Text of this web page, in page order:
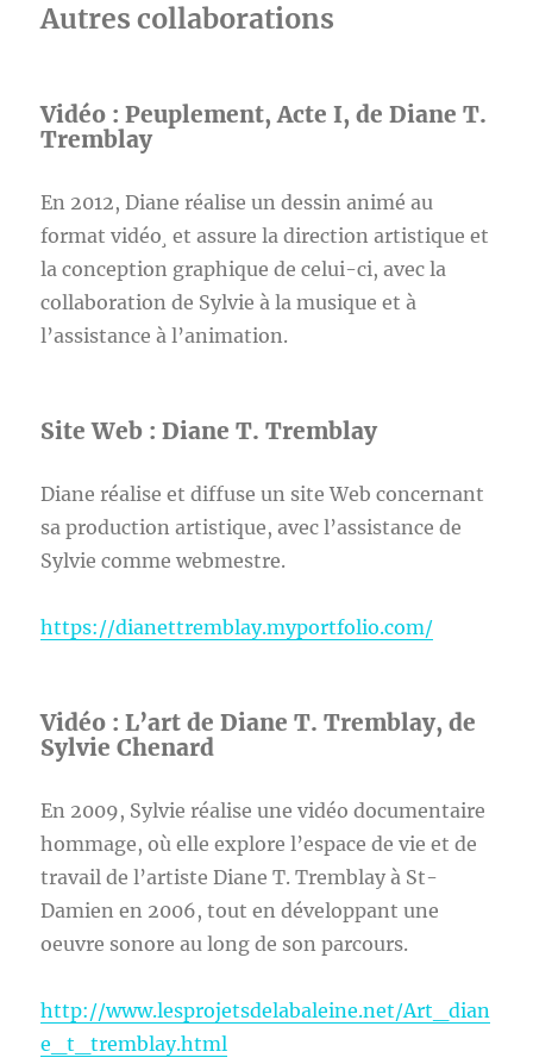
Autres collaborations
Vidéo : Peuplement, Acte I, de Diane T.
Tremblay
En 2012, Diane réalise un dessin animé au
format vidéo¸ et assure la direction artistique et
la conception graphique de celui-ci, avec la
collaboration de Sylvie à la musique et à
l’assistance à l’animation.
Site Web : Diane T. Tremblay
Diane réalise et diffuse un site Web concernant
sa production artistique, avec l’assistance de
Sylvie comme webmestre.
https://dianettremblay.myportfolio.com/
Vidéo : L’art de Diane T. Tremblay, de
Sylvie Chenard
En 2009, Sylvie réalise une vidéo documentaire
hommage, où elle explore l’espace de vie et de
travail de l’artiste Diane T. Tremblay à St-
Damien en 2006, tout en développant une
oeuvre sonore au long de son parcours.
http://www.lesprojetsdelabaleine.net/Art_dian
e_t_tremblay.html